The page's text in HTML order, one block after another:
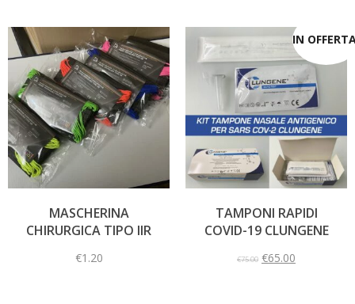
MASCHERINA
CHIRURGICA TIPO IIR
€1.20
IN
TAMPONI RAPIDI
COVID-19 CLUNGENE
€75.00 €65.00